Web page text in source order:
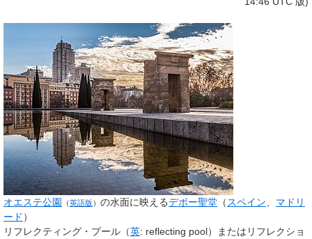
オエステ公園 （英語版 ） の水面に映えるデボー聖堂 （ スペイン
マドリ
ード ）
リフレクティング・プール （英: reflecting pool）または リフレクショ